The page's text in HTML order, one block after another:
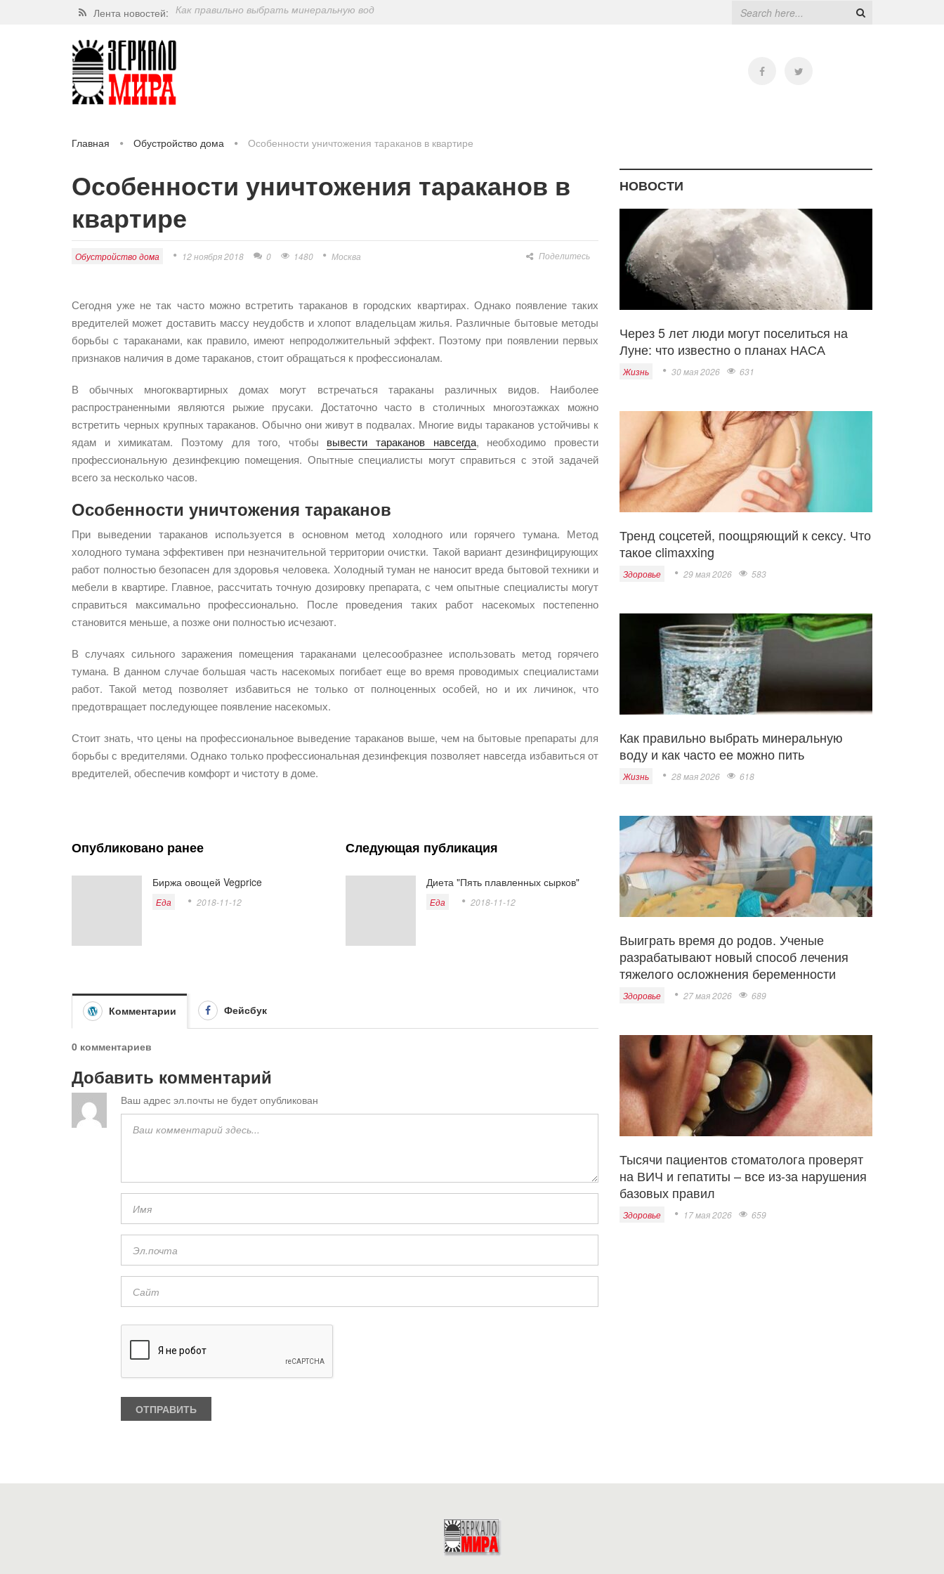
Лента новостей: Завершат ли когда-нибудь периодическу
Через 5 лет люди могут поселиться на Лу
Главная Обустройство дома Особенности уничтожения тараканов в квартире
Особенности уничтожения тараканов в
квартире
Обустройство дома 12 ноября 2018 0 1480 Москва Поделитесь
Сегодня уже не так часто можно встретить тараканов в городских квартирах. Однако появление таких
вредителей может доставить массу неудобств и хлопот владельцам жилья. Различные бытовые методы
борьбы с тараканами, как правило, имеют непродолжительный эффект. Поэтому при появлении первых
признаков наличия в доме тараканов, стоит обращаться к профессионалам.
В обычных многоквартирных домах могут встречаться тараканы различных видов. Наиболее
распространенными являются рыжие прусаки. Достаточно часто в столичных многоэтажках можно
встретить черных крупных тараканов. Обычно они живут в подвалах. Многие виды тараканов устойчивы к
ядам и химикатам. Поэтому для того, чтобы вывести тараканов навсегда, необходимо провести
профессиональную дезинфекцию помещения. Опытные специалисты могут справиться с этой задачей
всего за несколько часов.
Особенности уничтожения тараканов
При выведении тараканов используется в основном метод холодного или горячего тумана. Метод
холодного тумана эффективен при незначительной территории очистки. Такой вариант дезинфицирующих
работ полностью безопасен для здоровья человека. Холодный туман не наносит вреда бытовой техники и
мебели в квартире. Главное, рассчитать точную дозировку препарата, с чем опытные специалисты могут
справиться максимально профессионально. После проведения таких работ насекомых постепенно
становится меньше, а позже они полностью исчезают.
В случаях сильного заражения помещения тараканами целесообразнее использовать метод горячего
тумана. В данном случае большая часть насекомых погибает еще во время проводимых специалистами
работ. Такой метод позволяет избавиться не только от полноценных особей, но и их личинок, что
предотвращает последующее появление насекомых.
Стоит знать, что цены на профессиональное выведение тараканов выше, чем на бытовые препараты для
борьбы с вредителями. Однако только профессиональная дезинфекция позволяет навсегда избавиться от
вредителей, обеспечив комфорт и чистоту в доме.
Опубликовано ранее
Биржа овощей Vegprice
Еда 2018-11-12
Следующая публикация
Диета "Пять плавленных сырков"
Еда 2018-11-12
Комментарии Фейсбук
0 комментариев
Добавить комментарий
Ваш адрес эл.почты не будет опубликован
НОВОСТИ
Через 5 лет люди могут поселиться на
Луне: что известно о планах НАСА
Жизнь 30 мая 2026 631
Тренд соцсетей, поощряющий к сексу. Что
такое climaxxing
Здоровье 29 мая 2026 583
Как правильно выбрать минеральную
воду и как часто ее можно пить
Жизнь 28 мая 2026 618
Выиграть время до родов. Ученые
разрабатывают новый способ лечения
тяжелого осложнения беременности
Здоровье 27 мая 2026 689
Тысячи пациентов стоматолога проверят
на ВИЧ и гепатиты – все из-за нарушения
базовых правил
Здоровье 17 мая 2026 659